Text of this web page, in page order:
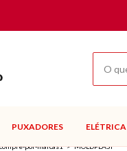
PUXADORES ELÉTRICA
por-marcas1 > MOLDPLAST